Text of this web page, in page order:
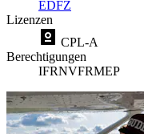
EDFZ
Lizenzen
CPL-A
Berechtigungen
IFRNVFRMEP